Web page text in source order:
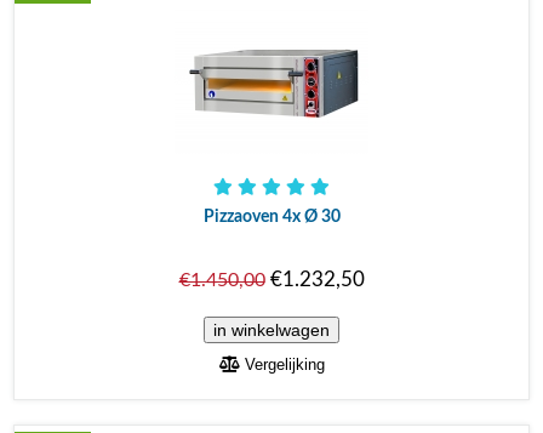
Pizzaoven 4x Ø 30
€1.450,00€1.232,50
Vergelijking